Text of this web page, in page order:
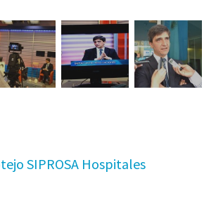
SIPROSA Hospitales